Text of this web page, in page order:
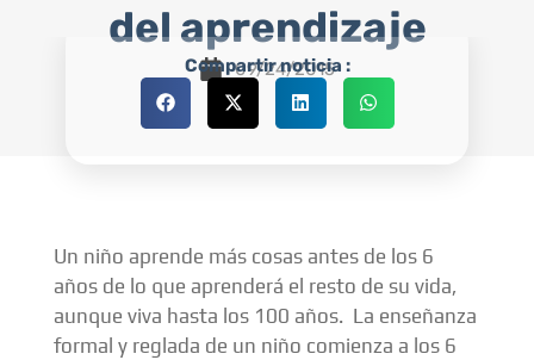
del aprendizaje
09/24/2015
Compartir noticia :
Un niño aprende más cosas antes de los 6
años de lo que aprenderá el resto de su vida,
aunque viva hasta los 100 años. La enseñanza
formal y reglada de un niño comienza a los 6